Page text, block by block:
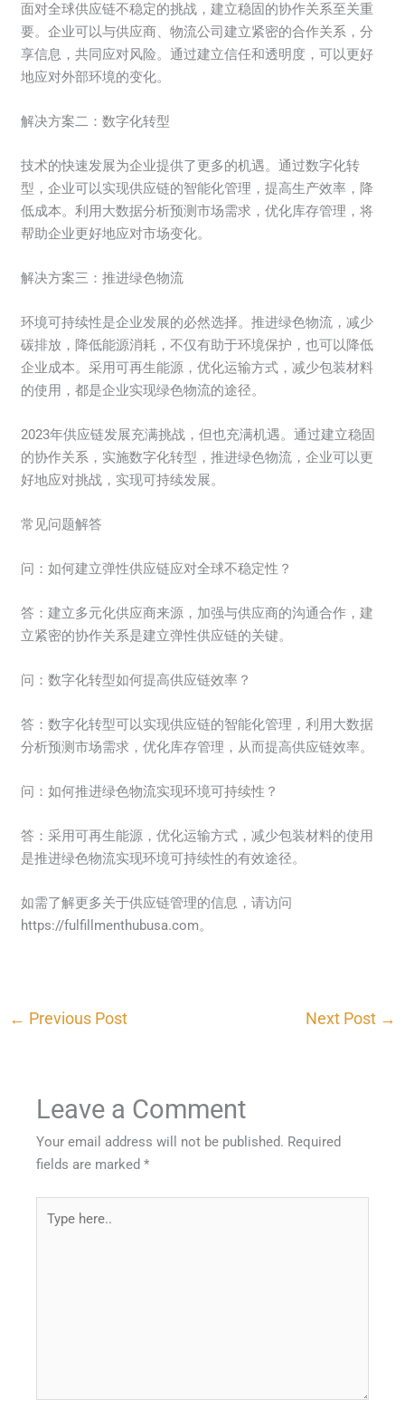
面对全球供应链不稳定的挑战，建立稳固的协作关系至关重
要。企业可以与供应商、物流公司建立紧密的合作关系，分
享信息，共同应对风险。通过建立信任和透明度，可以更好
地应对外部环境的变化。
解决方案二：数字化转型
技术的快速发展为企业提供了更多的机遇。通过数字化转
型，企业可以实现供应链的智能化管理，提高生产效率，降
低成本。利用大数据分析预测市场需求，优化库存管理，将
帮助企业更好地应对市场变化。
解决方案三：推进绿色物流
环境可持续性是企业发展的必然选择。推进绿色物流，减少
碳排放，降低能源消耗，不仅有助于环境保护，也可以降低
企业成本。采用可再生能源，优化运输方式，减少包装材料
的使用，都是企业实现绿色物流的途径。
2023年供应链发展充满挑战，但也充满机遇。通过建立稳固
的协作关系，实施数字化转型，推进绿色物流，企业可以更
好地应对挑战，实现可持续发展。
常见问题解答
问：如何建立弹性供应链应对全球不稳定性？
答：建立多元化供应商来源，加强与供应商的沟通合作，建
立紧密的协作关系是建立弹性供应链的关键。
问：数字化转型如何提高供应链效率？
答：数字化转型可以实现供应链的智能化管理，利用大数据
分析预测市场需求，优化库存管理，从而提高供应链效率。
问：如何推进绿色物流实现环境可持续性？
答：采用可再生能源，优化运输方式，减少包装材料的使用
是推进绿色物流实现环境可持续性的有效途径。
如需了解更多关于供应链管理的信息，请访问
https://fulfillmenthubusa.com。
← Previous Post Next Post →
Leave a Comment
Your email address will not be published. Required
fields are marked*
here..